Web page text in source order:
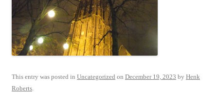
This entry was posted in Uncategorized on December 19, 2023 by Henk
Roberts